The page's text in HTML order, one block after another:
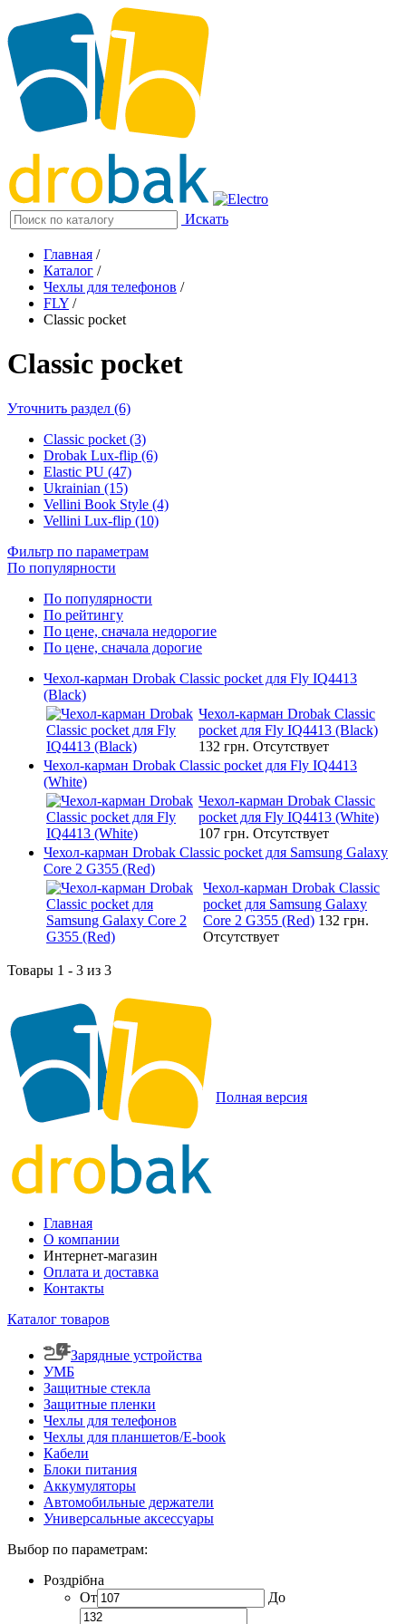
Искать
Главная /
Каталог /
Чехлы для телефонов /
FLY /
Classic pocket
Classic pocket
Уточнить раздел (6)
Classic pocket (3)
Drobak Lux-flip (6)
Elastic PU (47)
Ukrainian (15)
Vellini Book Style (4)
Vellini Lux-flip (10)
Фильтр по параметрам
По популярности
По популярности
По рейтингу
По цене, сначала недорогие
По цене, сначала дорогие
Чехол-карман Drobak Classic pocket для Fly IQ4413
(Black)
Чехол-карман Drobak Classic
pocket для Fly IQ4413 (Black)
132 грн. Отсутствует
Чехол-карман Drobak Classic pocket для Fly IQ4413
(White)
Чехол-карман Drobak Classic
pocket для Fly IQ4413 (White)
107 грн. Отсутствует
Чехол-карман Drobak Classic pocket для Samsung Galaxy
Core 2 G355 (Red)
Чехол-карман Drobak Classic
pocket для Samsung Galaxy
Core 2 G355 (Red) 132 грн.
Отсутствует
Товары 1 - 3 из 3
Полная версия
Главная
О компании
Интернет-магазин
Оплата и доставка
Контакты
Каталог товаров
Зарядные устройства
УМБ
Защитные стекла
Защитные пленки
Чехлы для телефонов
Чехлы для планшетов/E-book
Кабели
Блоки питания
Аккумуляторы
Автомобильные держатели
Универсальные аксессуары
Выбор по параметрам:
Роздрібна
От
До